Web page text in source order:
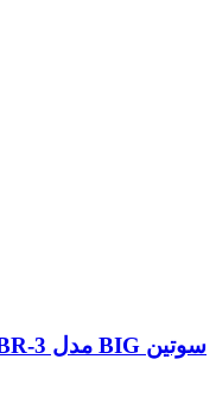
سوتین BIG مدل GLP-BR-3